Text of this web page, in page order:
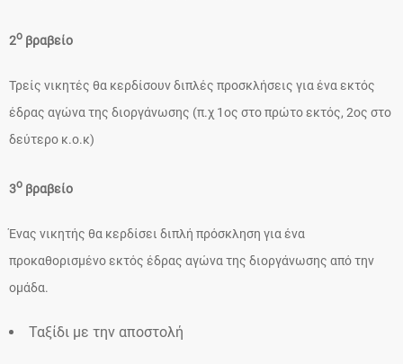
2ο βραβείο
Τρείς νικητές θα κερδίσουν διπλές προσκλήσεις για ένα εκτός
έδρας αγώνα της διοργάνωσης (π.χ 1ος στο πρώτο εκτός, 2ος στο
δεύτερο κ.ο.κ)
3ο βραβείο
Ένας νικητής θα κερδίσει διπλή πρόσκληση για ένα
προκαθορισμένο εκτός έδρας αγώνα της διοργάνωσης από την
ομάδα.
Ταξίδι με την αποστολή